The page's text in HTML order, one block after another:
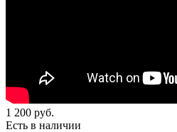
1 200 руб.
Есть в наличии